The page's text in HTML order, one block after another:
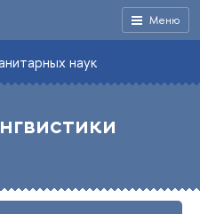
Меню
наук